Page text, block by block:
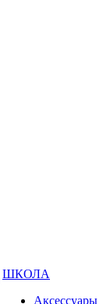
ШКОЛА
Аксессуары